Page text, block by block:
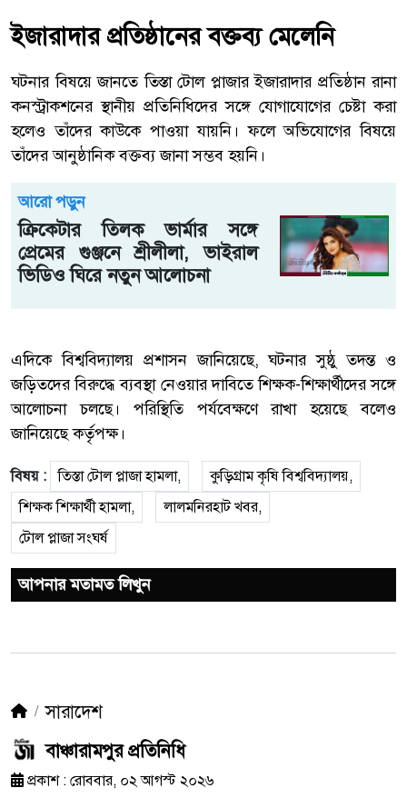
ইজারাদার প্রতিষ্ঠানের বক্তব্য মেলেনি
ঘটনার বিষয়ে জানতে তিস্তা টোল প্লাজার ইজারাদার প্রতিষ্ঠান রানা
কনস্ট্রাকশনের স্থানীয় প্রতিনিধিদের সঙ্গে যোগাযোগের চেষ্টা করা
হলেও তাঁদের কাউকে পাওয়া যায়নি। ফলে অভিযোগের বিষয়ে
তাঁদের আনুষ্ঠানিক বক্তব্য জানা সম্ভব হয়নি।
আরো পড়ুন
ক্রিকেটার তিলক ভার্মার সঙ্গে
প্রেমের গুঞ্জনে শ্রীলীলা, ভাইরাল
ভিডিও ঘিরে নতুন আলোচনা
এদিকে বিশ্ববিদ্যালয় প্রশাসন জানিয়েছে, ঘটনার সুষ্ঠু তদন্ত ও
জড়িতদের বিরুদ্ধে ব্যবস্থা নেওয়ার দাবিতে শিক্ষক-শিক্ষার্থীদের সঙ্গে
আলোচনা চলছে। পরিস্থিতি পর্যবেক্ষণে রাখা হয়েছে বলেও
জানিয়েছে কর্তৃপক্ষ।
বিষয় : তিস্তা টোল প্লাজা হামলা,
কুড়িগ্রাম কৃষি বিশ্ববিদ্যালয়,
শিক্ষক শিক্ষার্থী হামলা,
লালমনিরহাট খবর,
টোল প্লাজা সংঘর্ষ
আপনার মতামত লিখুন
সারাদেশ
বাঞ্চারামপুর প্রতিনিধি
প্রকাশ : রোববার, ০২ আগস্ট ২০২৬